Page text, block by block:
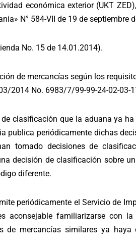
económica exterior (UKT
» N° 584-VII de 19 de septiembre
No. 15 de 14.01.2014).
de mercancías según los
2014 No. 6983/7/99-99-24-02-03-
clasificación que la aduana ya
publica periódicamente dichas
tomado decisiones de
decisión de clasificación sobre
diferente.
periódicamente el Servicio de
aconsejable familiarizarse con
de mercancías similares ya haya